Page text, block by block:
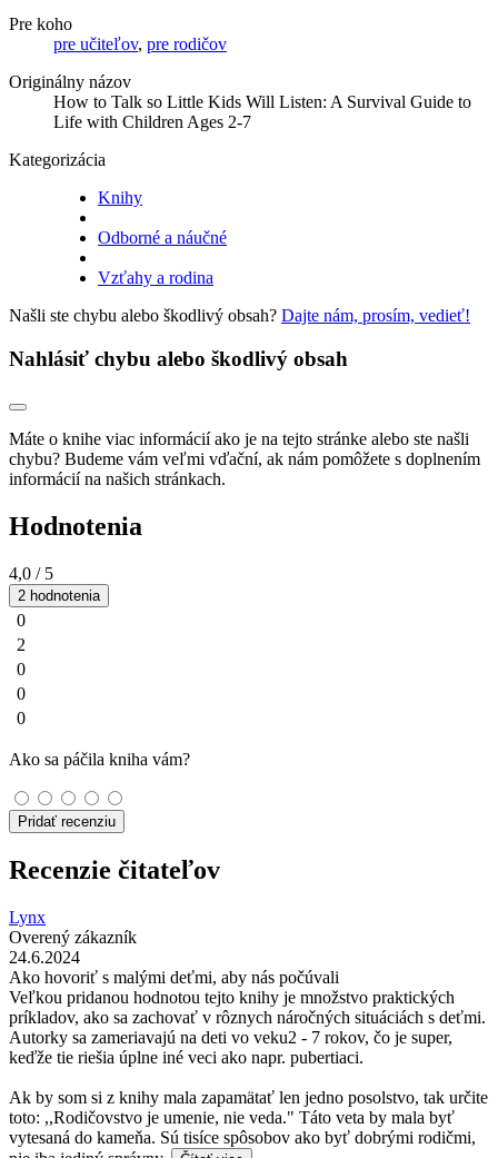
Pre koho
pre učiteľov, pre rodičov
Originálny názov
How to Talk so Little Kids Will Listen: A Survival Guide to
Life with Children Ages 2-7
Kategorizácia
Knihy
Odborné a náučné
Vzťahy a rodina
Našli ste chybu alebo škodlivý obsah? Dajte nám, prosím, vedieť!
Nahlásiť chybu alebo škodlivý obsah
Máte o knihe viac informácií ako je na tejto stránke alebo ste našli
chybu? Budeme vám veľmi vďační, ak nám pomôžete s doplnením
informácií na našich stránkach.
Hodnotenia
4,0 / 5
2 hodnotenia
0
2
0
0
0
Ako sa páčila kniha vám?
Pridať recenziu
Recenzie čitateľov
Lynx
Overený zákazník
24.6.2024
Ako hovoriť s malými deťmi, aby nás počúvali
Veľkou pridanou hodnotou tejto knihy je množstvo praktických
príkladov, ako sa zachovať v rôznych náročných situáciách s deťmi.
Autorky sa zameriavajú na deti vo veku2 - 7 rokov, čo je super,
keďže tie riešia úplne iné veci ako napr. pubertiaci.
Ak by som si z knihy mala zapamätať len jedno posolstvo, tak určite
toto: ,,Rodičovstvo je umenie, nie veda." Táto veta by mala byť
vytesaná do kameňa. Sú tisíce spôsobov ako byť dobrými rodičmi,